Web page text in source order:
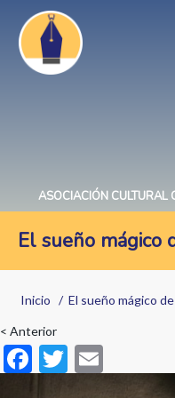
Pasar
contenido
principal
ASOCIACIÓN CULTURAL
El sueño mágico
Sobrescribir
enlaces
de
ayuda
Inicio El sueño mágico
< Anterior
F
ac
T
w m